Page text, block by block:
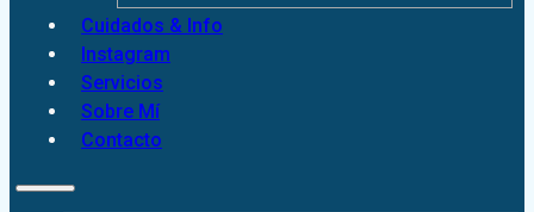
Cuidados & Info
Instagram
Servicios
Sobre Mí
Contacto